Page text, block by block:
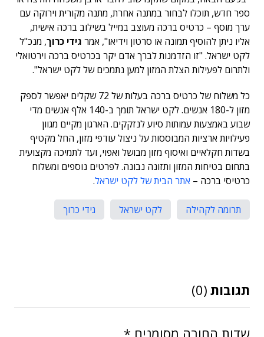
ספר חדש, תוכלו לבחור במתנה אחרת, מתנה מקורית וירוקה עם
ערך מוסף – כרטיס ברכה מעוצב במייל בשילוב ברכה אישית,
אליו ניתן להוסיף תמונה או סרטון וידיאו", אמר גידי כרוך, מנכ"ל
לקט ישראל. "זו הזדמנות לברך אדם יקר בכרטיס ברכה וירטואלי
ולתרום לפעילות הצלת המזון למען נתמכים של לקט ישראל".
כל משלוח של כרטיס ברכה בעלות של 72 שקלים יאפשר לספק
מזון ל-180 אנשים. לקט ישראל תומך ב-140 אלף אנשים מדי
שבוע באמצעות עמותות סיוע לנזקקים. הארגון מקיים מגוון
פעילויות ארציות המבוססות על ניצול עודפי מזון, החל מקטיף
בשדות חקלאיים ואיסוף מזון מבושל ואפוי, ועד לתמיכה מקצועית
בתחום בטיחות המזון ותזונה נבונה. לפרטים נוספים ומשלוח
כרטיסי ברכה – אתר הבית של לקט ישראל.
תרומה לקהילה לקט ישראל גידי כרוך
תגובות (0)
שדות החובה מסומנים *